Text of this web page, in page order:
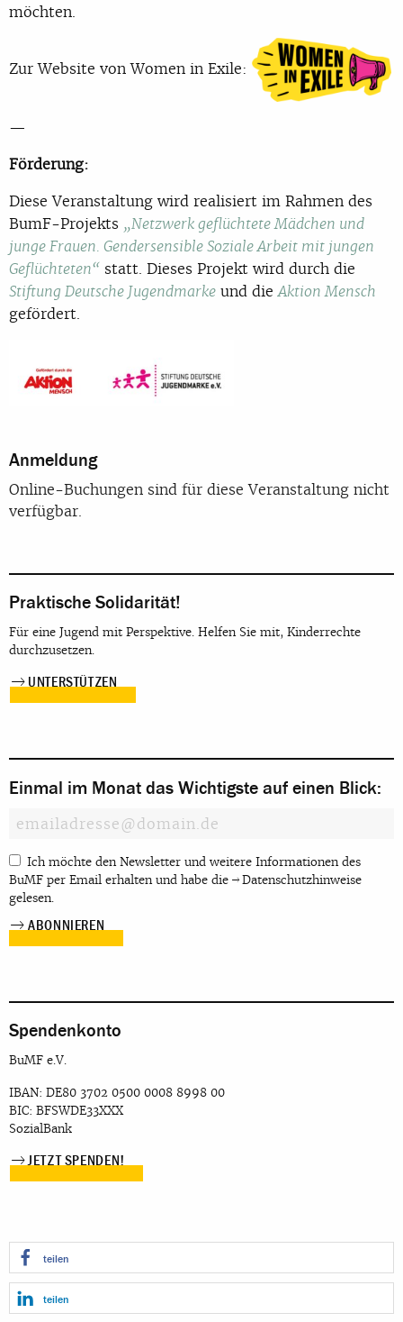
möchten.
Zur Website von Women in Exile:
—
Förderung:
Diese Veranstaltung wird realisiert im Rahmen des
BumF-Projekts „Netzwerk geflüchtete Mädchen und
junge Frauen. Gendersensible Soziale Arbeit mit jungen
Geflüchteten“ statt. Dieses Projekt wird durch die
Stiftung Deutsche Jugendmarke und dieAktion Mensch
gefördert.
Anmeldung
Online-Buchungen sind für diese Veranstaltung nicht
verfügbar.
Praktische Solidarität!
Für eine Jugend mit Perspektive. Helfen Sie mit, Kinderrechte
durchzusetzen.
UNTERSTÜTZEN
Einmal im Monat das Wichtigste auf einen Blick:
Ich möchte den Newsletter und weitere Informationen des
BuMF per Email erhalten und habe die
Datenschutzhinweise
gelesen.
Spendenkonto
BuMF e.V.
IBAN: DE80 3702 0500 0008 8998 00
BIC: BFSWDE33XXX
SozialBank
JETZT SPENDEN!
teilen
teilen